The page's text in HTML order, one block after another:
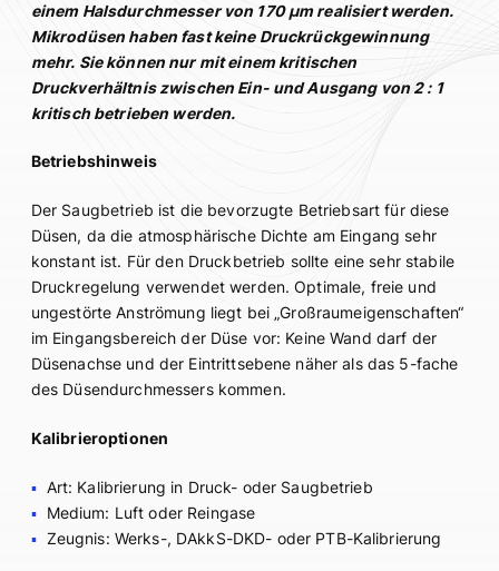
einem Halsdurchmesser von 170 µm realisiert werden.
Mikrodüsen haben fast keine Druckrückgewinnung
mehr. Sie können nur mit einem kritischen
Druckverhältnis zwischen Ein- und Ausgang von 2 : 1
kritisch betrieben werden.
Betriebshinweis
Der Saugbetrieb ist die bevorzugte Betriebsart für diese
Düsen, da die atmosphärische Dichte am Eingang sehr
konstant ist. Für den Druckbetrieb sollte eine sehr stabile
Druckregelung verwendet werden. Optimale, freie und
ungestörte Anströmung liegt bei „Großraumeigenschaften“
im Eingangsbereich der Düse vor: Keine Wand darf der
Düsenachse und der Eintrittsebene näher als das 5-fache
des Düsendurchmessers kommen.
Kalibrieroptionen
Art: Kalibrierung in Druck- oder Saugbetrieb
Medium: Luft oder Reingase
Zeugnis: Werks-, DAkkS-DKD- oder PTB-Kalibrierung